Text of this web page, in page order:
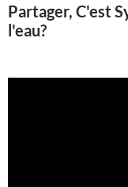
Partager, C'est
l'eau?